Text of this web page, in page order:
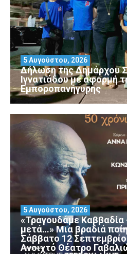
Δήλωση της Δημάρχου
Ιγνατιάδου με αφορμή
Εμποροπανήγυρης
5 Αυγούστου, 2026
«Τραγουδάμε Καββαδία
μετά…» Μια βραδιά
Σάββατο 12
Ανοιχτό Θέατρο
5 Αυγούστου, 2026